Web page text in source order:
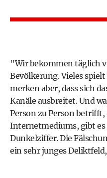
"Wir bekommen täglich
Bevölkerung. Vieles
merken aber, dass sich
Kanäle ausbreitet. Und
Person zu Person
Internetmediums, gibt es
Dunkelziffer. Die
ein sehr junges